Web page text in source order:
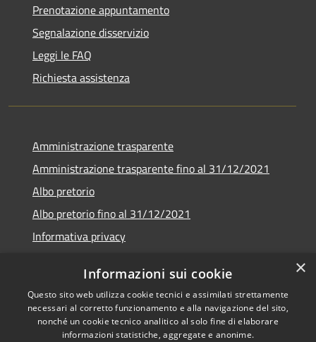
Prenotazione appuntamento
Segnalazione disservizio
Leggi le FAQ
Richiesta assistenza
Amministrazione trasparente
Amministrazione trasparente fino al 31/12/2021
Albo pretorio
Albo pretorio fino al 31/12/2021
Informativa privacy
Dichiarazione di accessibilità
×
Informazioni sui cookie
Questo sito web utilizza cookie tecnici e assimilati strettamente
necessari al corretto funzionamento e alla navigazione del sito,
nonché un cookie tecnico analitico al solo fine di elaborare
informazioni statistiche, aggregate e anonime.